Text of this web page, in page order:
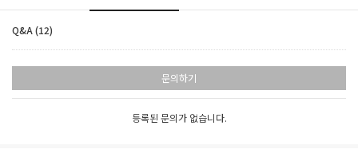
Q&A (12)
문의하기
등록된 문의가 없습니다.